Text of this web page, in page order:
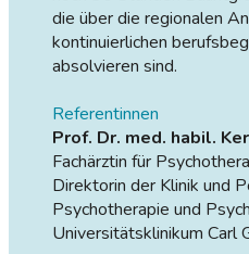
die über die regionalen
kontinuierlichen
absolvieren sind.
Referentinnen
Prof. Dr. med. habil.
Fachärztin für
Direktorin der Klinik und
Psychotherapie und
Universitätsklinikum Carl